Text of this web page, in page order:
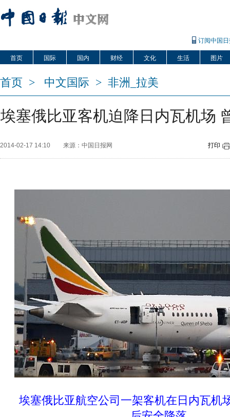
订阅中国
首页 国际 国内 财经 文化 生活 图片
首页 > 中文国际 > 非洲_拉美
埃塞俄比亚客机迫降日内瓦机场
2014-02-17 14:10 来源：中国日报网 打印
埃塞俄比亚航空公司一架客机在日内瓦机